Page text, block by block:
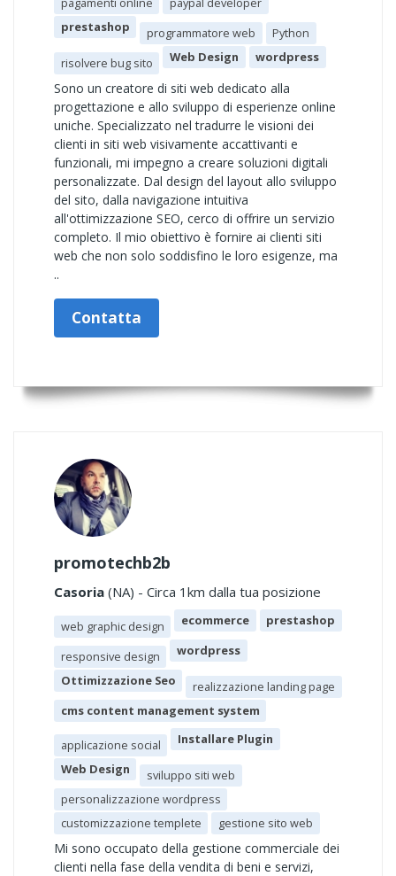
prestashop
programmatore web
Python
risolvere bug sito
Web Design wordpress
Sono un creatore di siti web dedicato alla
progettazione e allo sviluppo di esperienze online
uniche. Specializzato nel tradurre le visioni dei
clienti in siti web visivamente accattivanti e
funzionali, mi impegno a creare soluzioni digitali
personalizzate. Dal design del layout allo sviluppo
del sito, dalla navigazione intuitiva
all'ottimizzazione SEO, cerco di offrire un servizio
completo. Il mio obiettivo è fornire ai clienti siti
web che non solo soddisfino le loro esigenze, ma
..
Contatta
promotechb2b
Casoria (NA) - Circa 1km dalla tua posizione
web graphic design ecommerce prestashop
responsive design
wordpress
Ottimizzazione Seo
realizzazione landing page
cms content management system
applicazione social
Installare Plugin
Web Design
sviluppo siti web
personalizzazione wordpress
customizzazione templete
gestione sito web
Mi sono occupato della gestione commerciale dei
clienti nella fase della vendita di beni e servizi,